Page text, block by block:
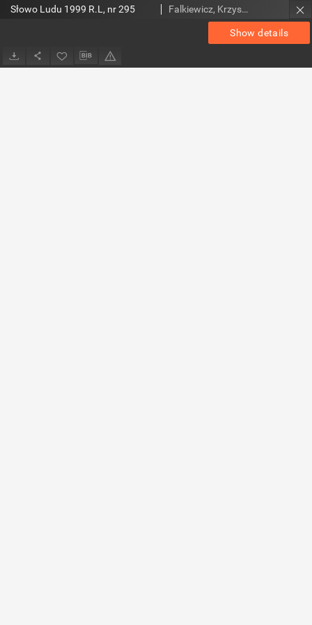
Show details
Słowo Ludu 1999 R.L, nr 295 Falkiewicz, Krzysztof. Red.